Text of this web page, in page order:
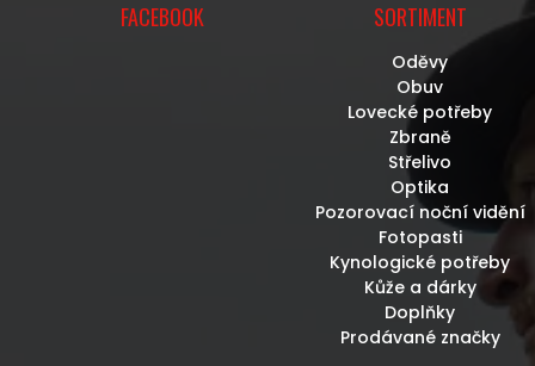
FACEBOOK SORTIMENT
Oděvy
Obuv
Lovecké potřeby
Zbraně
Střelivo
Optika
Pozorovací noční vidění
Fotopasti
Kynologické potřeby
Kůže a dárky
Doplňky
Prodávané značky